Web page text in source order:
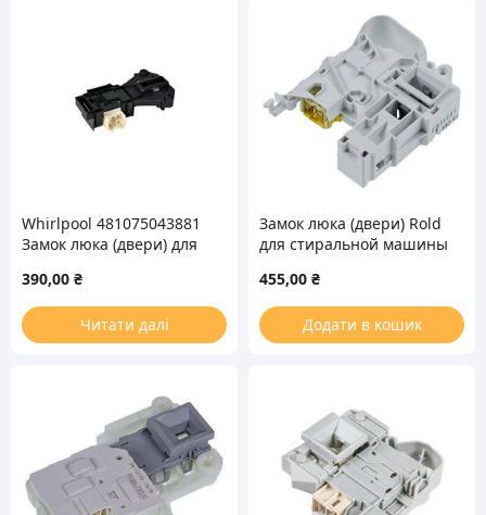
Whirlpool 481075043881
Замок люка (двери) для
390,00 ₴
Читати далі
Замок люка (двери) Rold
для стиральной машины
C00299278
455,00 ₴
Додати в кошик